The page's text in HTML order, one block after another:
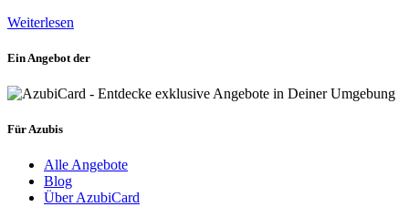
Weiterlesen
Ein Angebot der
Für Azubis
Alle Angebote
Blog
Über AzubiCard